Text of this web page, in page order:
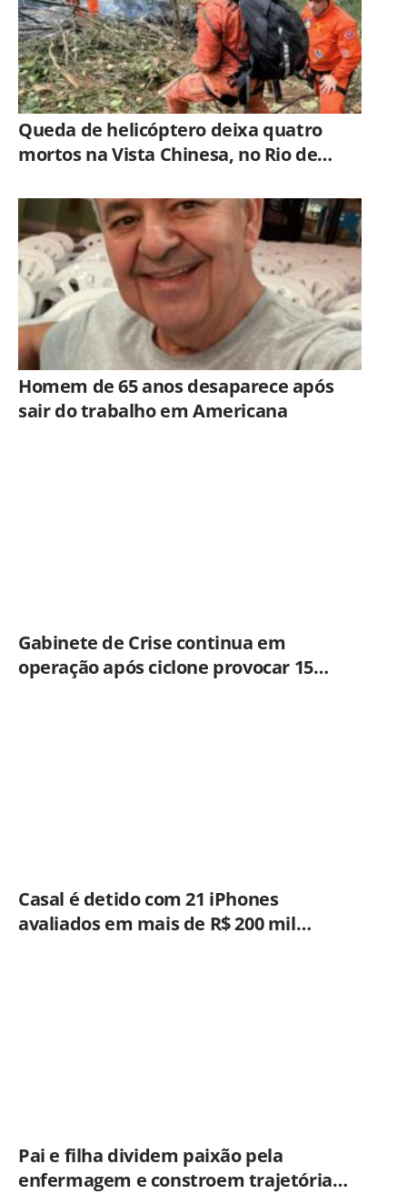
Queda de helicóptero deixa quatro
mortos na Vista Chinesa, no Rio de
Homem de 65 anos desaparece após
sair do trabalho em Americana
Gabinete de Crise continua em
operação após ciclone provocar 15
Casal é detido com 21 iPhones
avaliados em mais de R$ 200 mil
Pai e filha dividem paixão pela
enfermagem e constroem trajetória